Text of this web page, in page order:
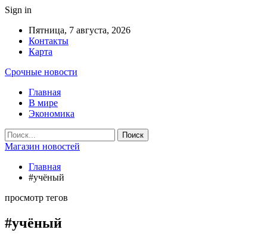
Sign in
Пятница, 7 августа, 2026
Контакты
Карта
Срочные новости
Главная
В мире
Экономика
Магазин новостей
Главная
#учёный
просмотр тегов
#учёный